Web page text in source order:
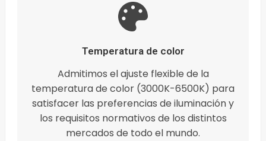
Temperatura de color
Admitimos el ajuste flexible de la
temperatura de color (3000K-6500K) para
satisfacer las preferencias de iluminación y
los requisitos normativos de los distintos
mercados de todo el mundo.